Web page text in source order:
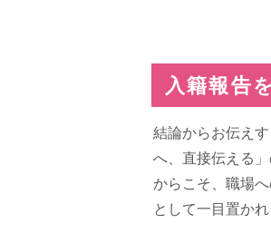
入籍報告
結論からお伝え
へ、直接伝える
からこそ、職場
として一目置かれ